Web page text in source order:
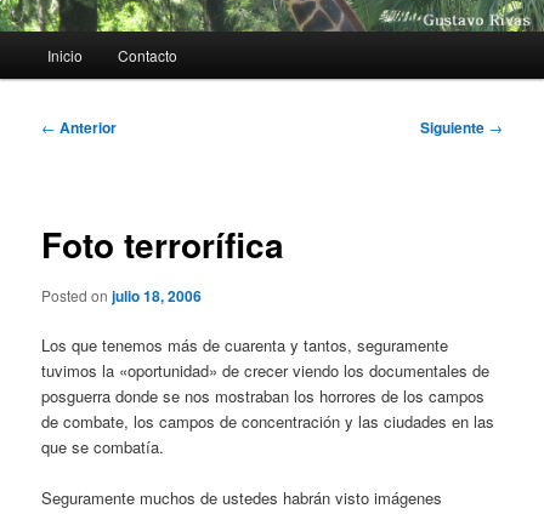
principal
Inicio Contacto
Navegación
← Anterior Siguiente →
Foto terrorífica
Posted onjulio 18, 2006
Los que tenemos más de cuarenta y tantos, seguramente
tuvimos la «oportunidad» de crecer viendo los documentales de
posguerra donde se nos mostraban los horrores de los campos
de combate, los campos de concentración y las ciudades en las
que se combatía.
Seguramente muchos de ustedes habrán visto imágenes